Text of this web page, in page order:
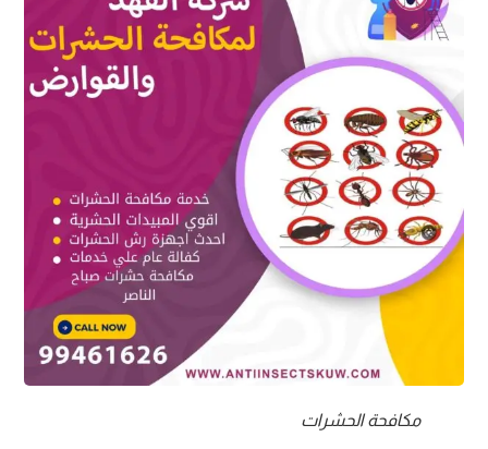
مكافحة الحشرات